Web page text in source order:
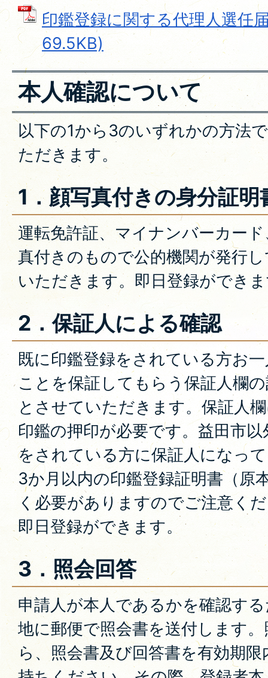
印鑑登録に関する代理人選任
69.5KB)
本人確認について
以下の1から3のいずれかの方法
ただきます。
1．顔写真付きの身分証明
運転免許証、マイナンバーカー
真付きのもので公的機関が発行
いただきます。即日登録ができ
2．保証人による確認
既に印鑑登録をされている方お
ことを保証してもらう保証人欄
とさせていただきます。保証人
印鑑の押印が必要です。益田市
をされている方に保証人になっ
3か月以内の印鑑登録証明書（原
く必要がありますのでご注意く
即日登録ができます。
3．照会回答
申請人が本人であるかを確認す
地に郵便で照会書を送付します
ら、照会書及び回答書を有効期